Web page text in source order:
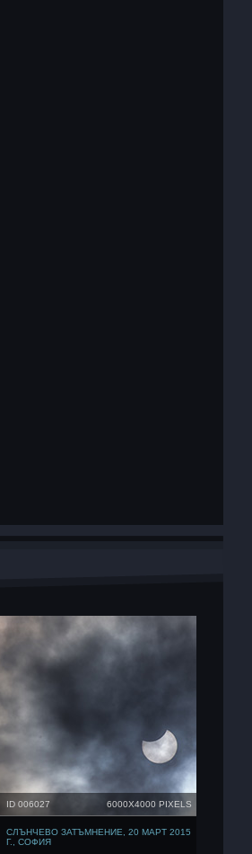
ID 006027 6000X4000 PIXELS
СЛЪНЧЕВО ЗАТЪМНЕНИЕ, 20 МАРТ 2015
Г., СОФИЯ